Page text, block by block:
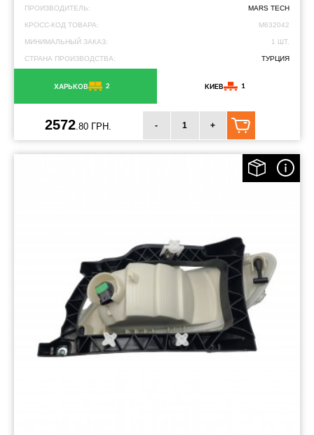
ПРОИЗВОДИТЕЛЬ: MARS TECH
КРОСС-КОД ТОВАРА: M632042
МИНИМАЛЬНЫЙ ЗАКАЗ: 1 ШТ.
СТРАНА ПРОИЗВОДСТВА: ТУРЦИЯ
ХАРЬКОВ 2 КИЕВ 1
2572 .80 ГРН. - +